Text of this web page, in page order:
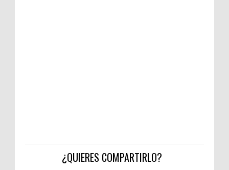
¿QUIERES COMPARTIRLO?